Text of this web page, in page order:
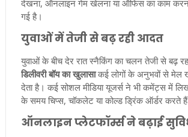
देखना, ऑनलाइन गेम खेलना या ऑफिस का काम
गई है।
युवाओं में तेजी से बढ़ रही आदत
युवाओं के बीच देर रात स्नैकिंग का चलन तेजी से बढ़
डिलीवरी बॉय का खुलासाकई लोगों के अनुभवों से मेल
देता है। कई सोशल मीडिया यूजर्स ने भी कमेंट्स में
के समय चिप्स, चॉकलेट या कोल्ड ड्रिंक ऑर्डर करते
ऑनलाइन प्लेटफॉर्म्स ने बढ़ाई